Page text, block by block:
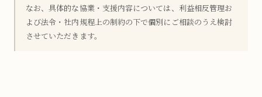
なお、具体的な協業・支援内容については、利益相反管理お
よび法令・社内規程上の制約の下で個別にご相談のうえ検討
させていただきます。